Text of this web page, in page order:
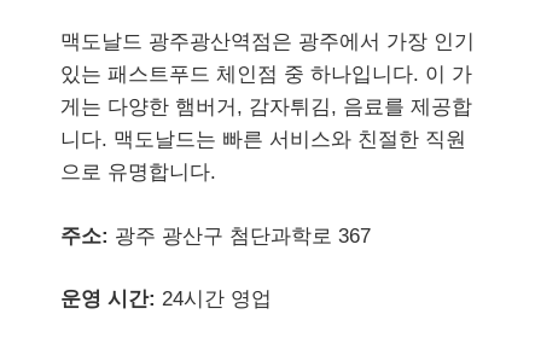
맥도날드 광주광산역점은 광주에서 가장 인기
있는 패스트푸드 체인점 중 하나입니다. 이 가
게는 다양한 햄버거, 감자튀김, 음료를 제공합
니다. 맥도날드는 빠른 서비스와 친절한 직원
으로 유명합니다.
주소: 광주 광산구 첨단과학로 367
운영 시간: 24시간 영업